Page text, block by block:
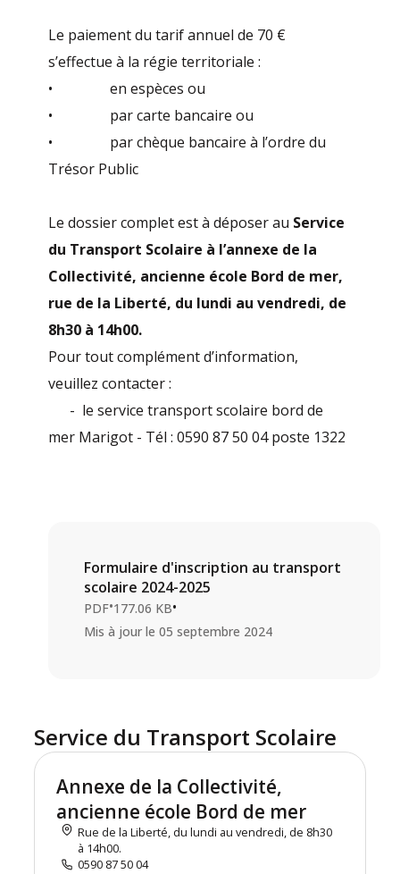
Le paiement du tarif annuel de 70 €
s’effectue à la régie territoriale :
• en espèces ou
• par carte bancaire ou
• par chèque bancaire à l’ordre du
Trésor Public
Le dossier complet est à déposer au Service
du Transport Scolaire à l’annexe de la
Collectivité, ancienne école Bord de mer,
rue de la Liberté, du lundi au vendredi, de
8h30 à 14h00.
Pour tout complément d’information,
veuillez contacter :
- le service transport scolaire bord de
mer Marigot - Tél : 0590 87 50 04 poste 1322
Formulaire d'inscription au transport
scolaire 2024-2025
PDF•177.06 KB•
Mis à jour le 05 septembre 2024
Service du Transport Scolaire
Annexe de la Collectivité,
ancienne école Bord de mer
Rue de la Liberté, du lundi au vendredi, de 8h30
à 14h00.
0590 87 50 04